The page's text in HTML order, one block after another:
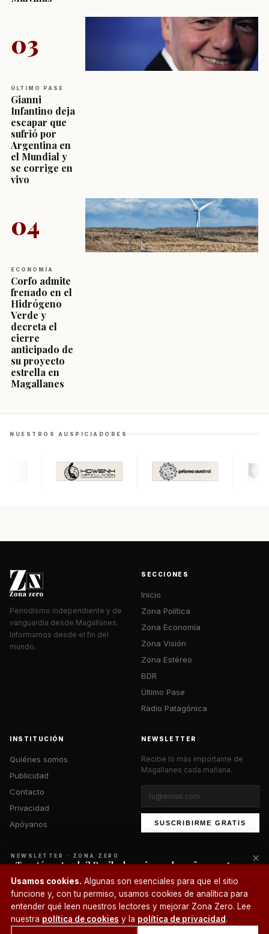
03
ÚLTIMO PASE
Gianni
Infantino deja
escapar que
sufrió por
Argentina en
el Mundial y
se corrige en
vivo
04
ECONOMÍA
Corfo admite
frenado en el
Hidrógeno
Verde y
decreta el
cierre
anticipado de
su proyecto
estrella en
Magallanes
NUESTROS AUSPICIADORES
Periodismo independiente y de
vanguardia desde Magallanes.
Informamos desde el fin del
mundo.
SECCIONES
Inicio
Zona Política
Zona Economía
Zona Visión
Zona Estéreo
BDR
Último Pase
Radio Patagónica
INSTITUCIÓN
Quiénes somos
Publicidad
Contacto
Privacidad
Apóyanos
NEWSLETTER
Recibe lo más importante de
Magallanes cada mañana.
SUSCRIBIRME GRATIS
© 2026 Zona Zero Media. Todos los derechos reservados.
Usamos cookies. Algunas son esenciales para que el sitio
funcione y, con tu permiso, usamos cookies de analítica para
entender qué leen nuestros lectores y mejorar Zona Zero. Lee
nuestra política de cookies y la política de privacidad.
¿Un café?
NEWSLETTER · ZONA ZERO
¿Te está gustando? Recibe lo mejor cada mañana en tu
correo.
SUSCRIBIRME
×